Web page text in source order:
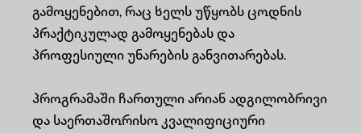
გამოყენებით, რაც ხელს უწყობს ცოდნის
პრაქტიკულად გამოყენებას და
პროფესიული უნარების განვითარებას.
პროგრამაში ჩართული არიან ადგილობრივი
და საერთაშორისო კვალიფიციური